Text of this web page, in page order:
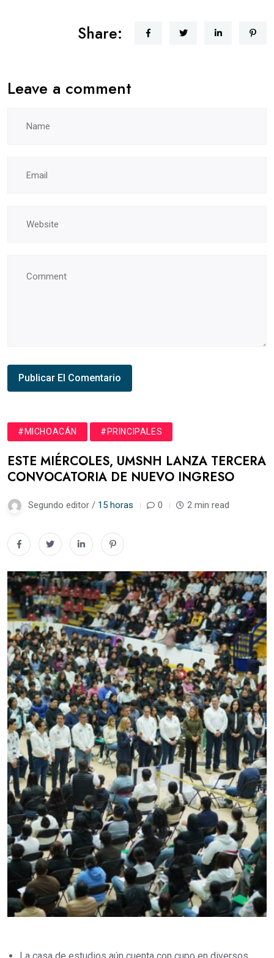
Share:
Leave a comment
#MICHOACÁN #PRINCIPALES
ESTE MIÉRCOLES, UMSNH LANZA TERCERA
CONVOCATORIA DE NUEVO INGRESO
Segundo editor / 15 horas 0 2 min read
La casa de estudios aún cuenta con cupo en diversos